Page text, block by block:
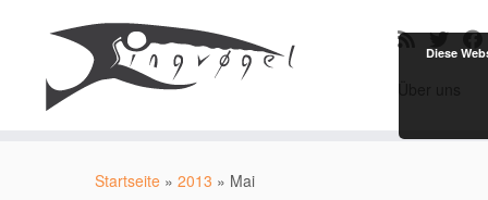
Startseite » 2013 » Mai
Diese